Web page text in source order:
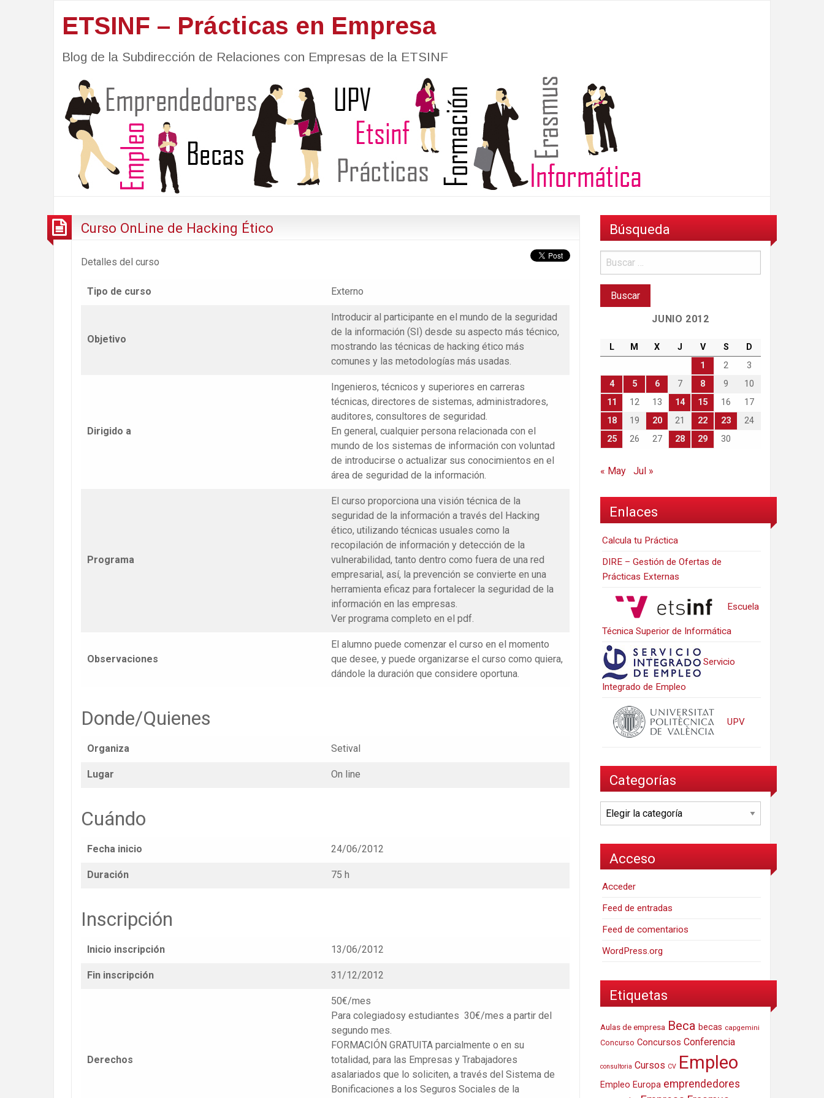
ETSINF – Prácticas en Empresa
Blog de la Subdirección de Relaciones con Empresas de la ETSINF
Curso OnLine de Hacking Ético
Detalles del curso
Tipo de curso Externo
Objetivo
Introducir al participante en el mundo de la seguridad
de la información (SI) desde su aspecto más técnico,
mostrando las técnicas de hacking ético más
comunes y las metodologías más usadas.
Dirigido a
Ingenieros, técnicos y superiores en carreras
técnicas, directores de sistemas, administradores,
auditores, consultores de seguridad.
En general, cualquier persona relacionada con el
mundo de los sistemas de información con voluntad
de introducirse o actualizar sus conocimientos en el
área de seguridad de la información.
Programa
El curso proporciona una visión técnica de la
seguridad de la información a través del Hacking
ético, utilizando técnicas usuales como la
recopilación de información y detección de la
vulnerabilidad, tanto dentro como fuera de una red
empresarial, así, la prevención se convierte en una
herramienta eficaz para fortalecer la seguridad de la
información en las empresas.
Ver programa completo en el pdf.
Observaciones
El alumno puede comenzar el curso en el momento
que desee, y puede organizarse el curso como quiera,
dándole la duración que considere oportuna.
Donde/Quienes
Organiza Setival
Lugar On line
Cuándo
Fecha inicio 24/06/2012
Duración 75 h
Inscripción
Inicio inscripción 13/06/2012
Fin inscripción 31/12/2012
Derechos
50€/mes
Para colegiadosy estudiantes 30€/mes a partir del
segundo mes.
FORMACIÓN GRATUITA parcialmente o en su
totalidad, para las Empresas y Trabajadores
asalariados que lo soliciten, a través del Sistema de
Bonificaciones a los Seguros Sociales de la
Búsqueda
JUNIO 2012
L M X J V S
D
1
2
3
4
5 6 7 8 9
10
11
12 13 14 15 16
17
18
19 20 21 22 23
24
25
26 27 28 29 30
« May Jul »
Enlaces
Calcula tu Práctica
DIRE – Gestión de Ofertas de
Prácticas Externas
Escuela
Técnica Superior de Informática
Servicio
Integrado de Empleo
UPV
Categorías
Categorías
Acceso
Acceder
Feed de entradas
Feed de comentarios
WordPress.org
Etiquetas
Aulas de empresa Beca becas capgemini
Concurso Concursos Conferencia
consultoria Cursos CV Empleo
Empleo Europa emprendedores